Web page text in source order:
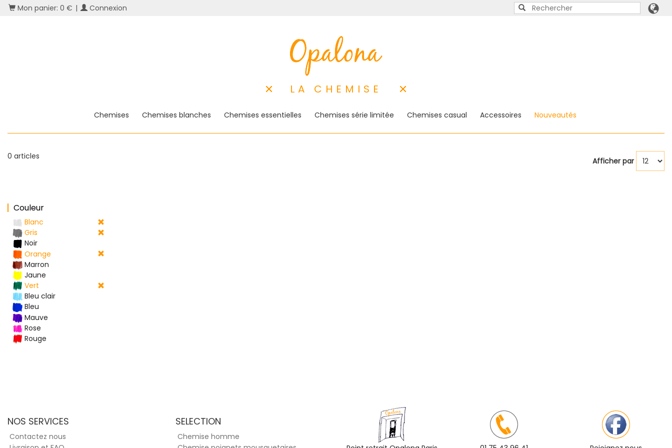
Mon panier: 0 € | Connexion
LA CHEMISE
Chemises Chemises blanches Chemises essentielles Chemises série limitée Chemises casual Accessoires Nouveautés
0 articles Afficher par
Couleur
Blanc
Gris
Noir
Orange
Marron
Jaune
Vert
Bleu clair
Bleu
Mauve
Rose
Rouge
NOS SERVICES
Contactez nous
SELECTION
Chemise homme